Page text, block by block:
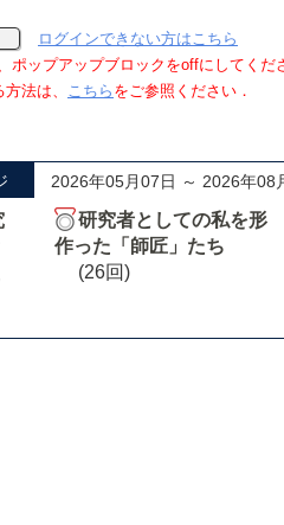
ログインできない方はこちら
ポップアップブロックをoffにしてくだ
法は、 こちら をご参照ください．
2026年05月07日 ～ 2026年08
研究者としての私を形
作った「師匠」たち
(26回)